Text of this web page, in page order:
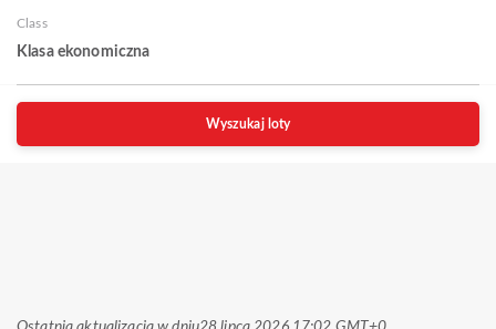
Class
Klasa ekonomiczna
Wyszukaj loty